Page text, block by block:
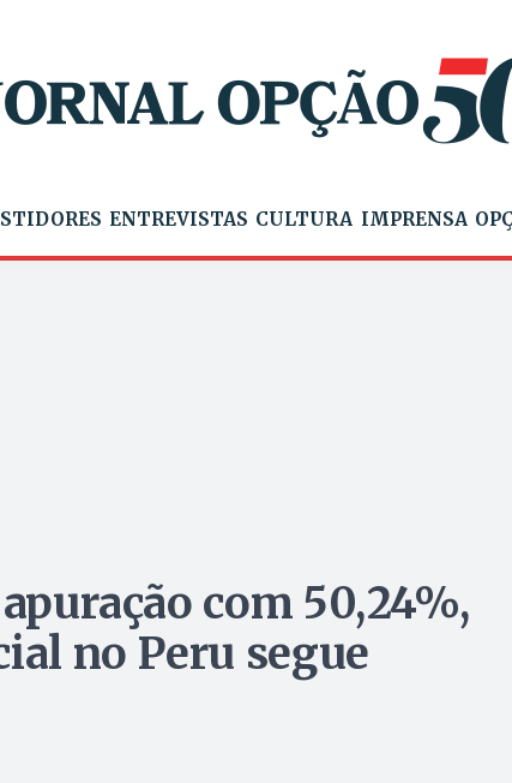
ENTREVISTAS CULTURA IMPRENSA
com 50,24%,
no Peru segue